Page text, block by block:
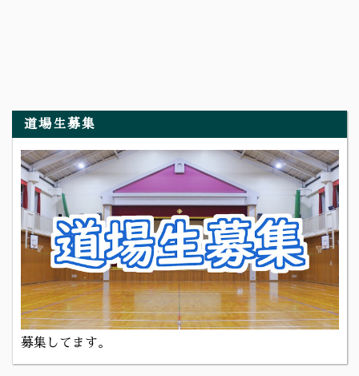
道場生募集
募集してます。